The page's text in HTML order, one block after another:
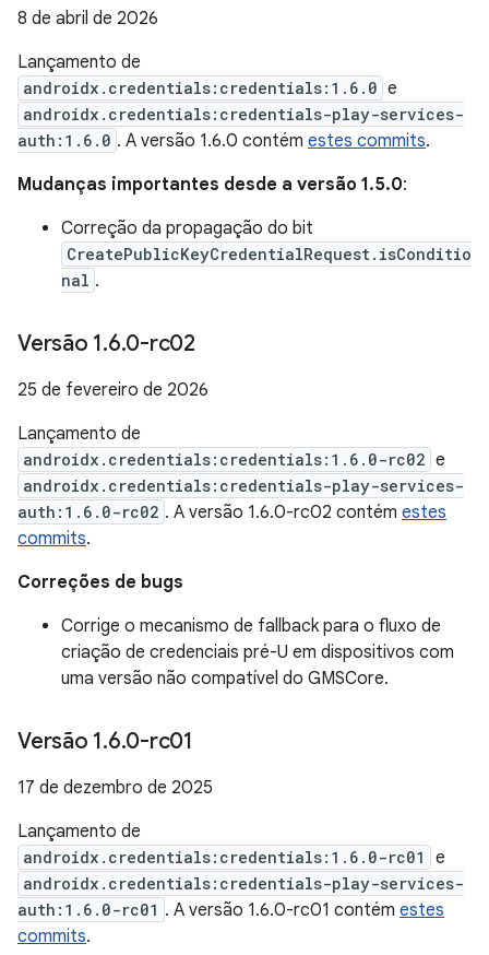
8 de abril de 2026
Lançamento de
androidx.credentials:credentials:1.6.0 e
androidx.credentials:credentials-play-services-
auth:1.6.0 . A versão 1.6.0 contém estes commits.
Mudanças importantes desde a versão 1.5.0:
Correção da propagação do bit
CreatePublicKeyCredentialRequest.isConditio
nal .
Versão 1.6.0-rc02
25 de fevereiro de 2026
Lançamento de
androidx.credentials:credentials:1.6.0-rc02 e
androidx.credentials:credentials-play-services-
auth:1.6.0-rc02 . A versão 1.6.0-rc02 contém estes
commits.
Correções de bugs
Corrige o mecanismo de fallback para o fluxo de
criação de credenciais pré-U em dispositivos com
uma versão não compatível do GMSCore.
Versão 1.6.0-rc01
17 de dezembro de 2025
Lançamento de
androidx.credentials:credentials:1.6.0-rc01 e
androidx.credentials:credentials-play-services-
auth:1.6.0-rc01 . A versão 1.6.0-rc01 contém estes
commits.